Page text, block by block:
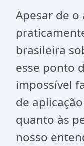
Apesar de o
brasileira
esse ponto
impossível
de
quanto às
nosso